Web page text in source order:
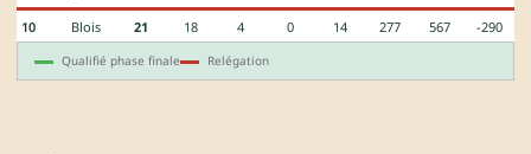
10 Blois 21 18 4 0 14 277 567 -290
Qualifié phase finale Relégation